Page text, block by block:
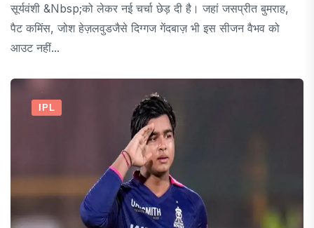
सूर्यवंशी &nbsp;को लेकर नई चर्चा छेड़ दी है। जहां जसप्रीत बुमराह,
पैट कमिंस, जोश हेज़लवुडजैसे दिग्गज गेंदबाज़ भी इस सीजन वैभव को
आउट नहीं...
IPL